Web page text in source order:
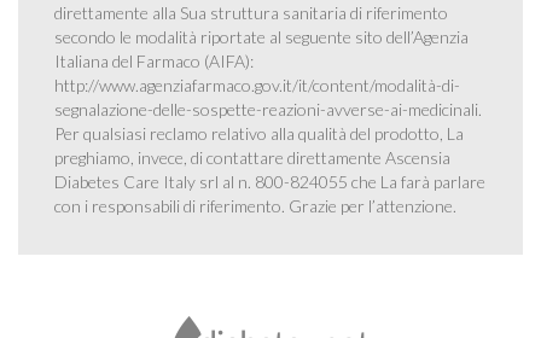
direttamente alla Sua struttura sanitaria di riferimento
secondo le modalità riportate al seguente sito dell’Agenzia
Italiana del Farmaco (AIFA):
http://www.agenziafarmaco.gov.it/it/content/modalità-di-
segnalazione-delle-sospette-reazioni-avverse-ai-medicinali.
Per qualsiasi reclamo relativo alla qualità del prodotto, La
preghiamo, invece, di contattare direttamente Ascensia
Diabetes Care Italy srl al n. 800-824055 che La farà parlare
con i responsabili di riferimento. Grazie per l’attenzione.